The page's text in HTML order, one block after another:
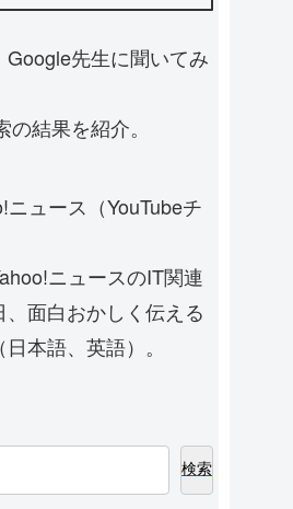
先生に聞いてみ
の結果を紹介。
ニュース（YouTubeチ
ニュースのIT関連
面白おかしく伝える
本語、英語）。
検索